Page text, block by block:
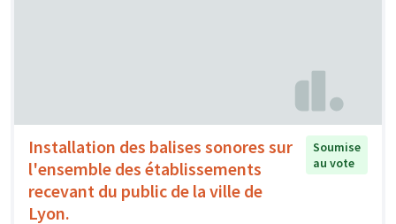
Installation des balises sonores sur
l'ensemble des établissements
recevant du public de la ville de
Lyon.
Soumise
au vote